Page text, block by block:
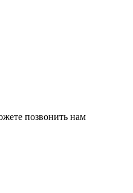
позвонить нам